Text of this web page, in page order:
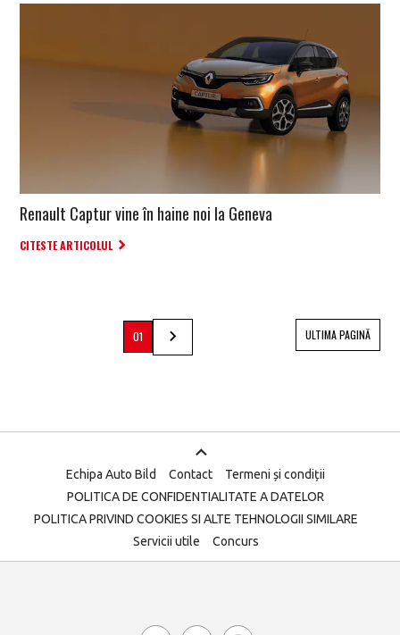
Renault Captur vine în haine noi la Geneva
CITESTE ARTICOLUL
01 ULTIMA PAGINĂ
Echipa Auto Bild Contact
Termeni și condiții
POLITICA DE CONFIDENTIALITATE A DATELOR
POLITICA PRIVIND COOKIES SI ALTE TEHNOLOGII SIMILARE
Servicii utile
Concurs